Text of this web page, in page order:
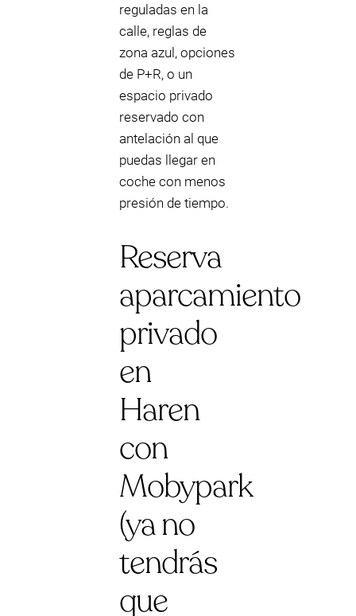
reguladas en la
calle, reglas de
zona azul, opciones
de P+R, o un
espacio privado
reservado con
antelación al que
puedas llegar en
coche con menos
presión de tiempo.
Reserva
aparcamiento
privado
en
Haren
con
Mobypark
(ya no
tendrás
que